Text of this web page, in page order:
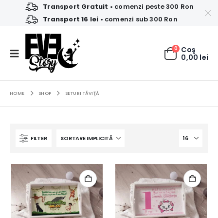
Transport Gratuit • comenzi peste 300 Ron
Transport 16 lei • comenzi sub 300 Ron
0 Coş
0,00 lei
HOME SHOP SETURI TĂVIŢĂ
FILTER